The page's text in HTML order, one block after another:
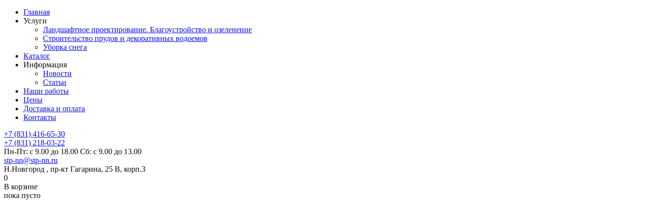
Главная
Услуги
Ландшафтное проектирование. Благоустройство и озеленение
Строительство прудов и декоративных водоемов
Уборка снега
Каталог
Информация
Новости
Статьи
Наши работы
Цены
Доставка и оплата
Контакты
+7 (831) 416-65-30
+7 (831) 218-03-22
Пн-Пт: с 9.00 до 18.00 Сб: с 9.00 до 13.00
stp-nn@stp-nn.ru
Н.Новгород , пр-кт Гагарина, 25 В, корп.3
0
В корзине
пока пусто